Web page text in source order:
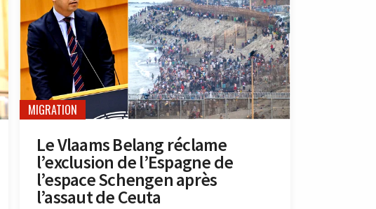
MIGRATION
Le Vlaams Belang réclame
l’exclusion de l’Espagne de
l’espace Schengen après
l’assaut de Ceuta